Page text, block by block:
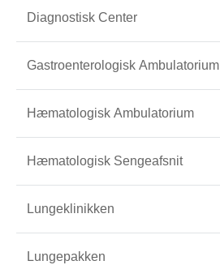
Diagnostisk Center
Gastroenterologisk Ambulatorium
Hæmatologisk Ambulatorium
Hæmatologisk Sengeafsnit
Lungeklinikken
Lungepakken